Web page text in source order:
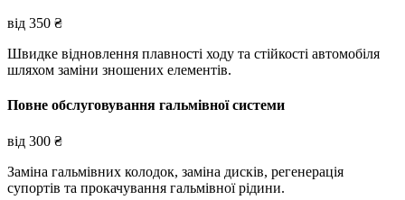
від 350 ₴
Швидке відновлення плавності ходу та стійкості автомобіля
шляхом заміни зношених елементів.
Повне обслуговування гальмівної системи
від 300 ₴
Заміна гальмівних колодок, заміна дисків, регенерація
супортів та прокачування гальмівної рідини.